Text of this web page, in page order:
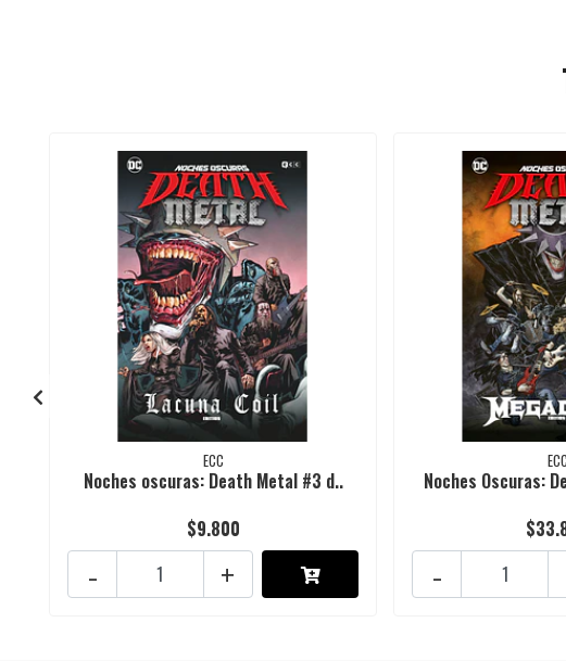
ECC
Noches oscuras: Death Metal #3 d..
$9.800
+
-
ECC
Noches Oscuras:
-